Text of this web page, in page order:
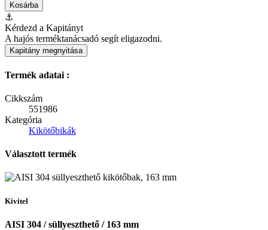
Kosárba
⚓
Kérdezd a Kapitányt
A hajós terméktanácsadó segít eligazodni.
Kapitány megnyitása
Termék adatai :
Cikkszám
551986
Kategória
Kikötőbikák
Választott termék
Kivitel
AISI 304 / süllyeszthető / 163 mm